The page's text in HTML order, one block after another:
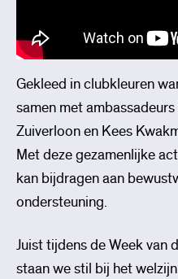
Gekleed in clubkleuren
samen met
Zuiverloon en Kees
Met deze gezamenlijke
kan bijdragen aan
ondersteuning.
Juist tijdens de Week van
staan we stil bij het